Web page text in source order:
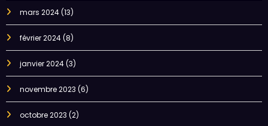
mars 2024(13)
février 2024(8)
janvier 2024(3)
novembre 2023 (6)
octobre 2023 (2)